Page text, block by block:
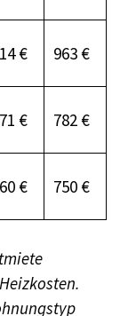
€ 963 €
€ 782 €
€ 750 €